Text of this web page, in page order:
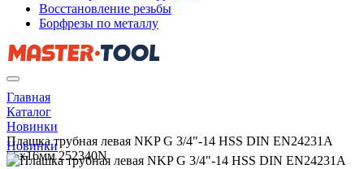
Восстановление резьбы
Борфрезы по металлу
Главная
Каталог
Новинки
Плашка трубная левая NKP G 3/4"-14 HSS DIN EN24231A
55x16мм 252340N
Новинки